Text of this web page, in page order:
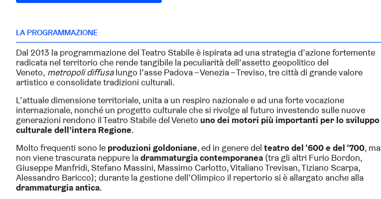
LA PROGRAMMAZIONE
Dal 2013 la programmazione del Teatro Stabile è ispirata ad una strategia d’azione fortemente
radicata nel territorio che rende tangibile la peculiarità dell’assetto geopolitico del
Veneto, metropoli diffusalungo l’asse Padova – Venezia – Treviso, tre città di grande valore
artistico e consolidate tradizioni culturali.
L’attuale dimensione territoriale, unita a un respiro nazionale e ad una forte vocazione
internazionale, nonché un progetto culturale che si rivolge al futuro investendo sulle nuove
generazioni rendono il Teatro Stabile del Veneto uno dei motori più importanti per lo sviluppo
culturale dell’intera Regione.
Molto frequenti sono le produzioni goldoniane, ed in genere del teatro del ‘600 e del ‘700, ma
non viene trascurata neppure ladrammaturgia contemporanea (tra gli altri Furio Bordon,
Giuseppe Manfridi, Stefano Massini, Massimo Carlotto, Vitaliano Trevisan, Tiziano Scarpa,
Alessandro Baricco); durante la gestione dell’Olimpico il repertorio si è allargato anche alla
drammaturgia antica.